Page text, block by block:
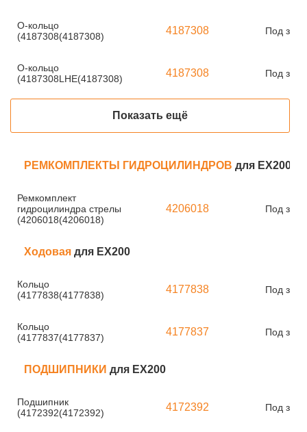
О-кольцо
(4187308(4187308)
4187308 Под
О-кольцо
(4187308LHE(4187308)
4187308 Под
Показать ещё
РЕМКОМПЛЕКТЫ ГИДРОЦИЛИНДРОВ для EX200
Ремкомплект
гидроцилиндра стрелы
(4206018(4206018)
4206018 Под
Ходовая для EX200
Кольцо
(4177838(4177838)
4177838 Под
Кольцо
(4177837(4177837)
4177837 Под
ПОДШИПНИКИ для EX200
Подшипник
(4172392(4172392)
4172392 Под